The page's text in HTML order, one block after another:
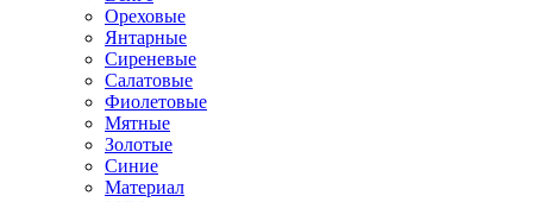
Ореховые
Янтарные
Сиреневые
Салатовые
Фиолетовые
Мятные
Золотые
Синие
Материал